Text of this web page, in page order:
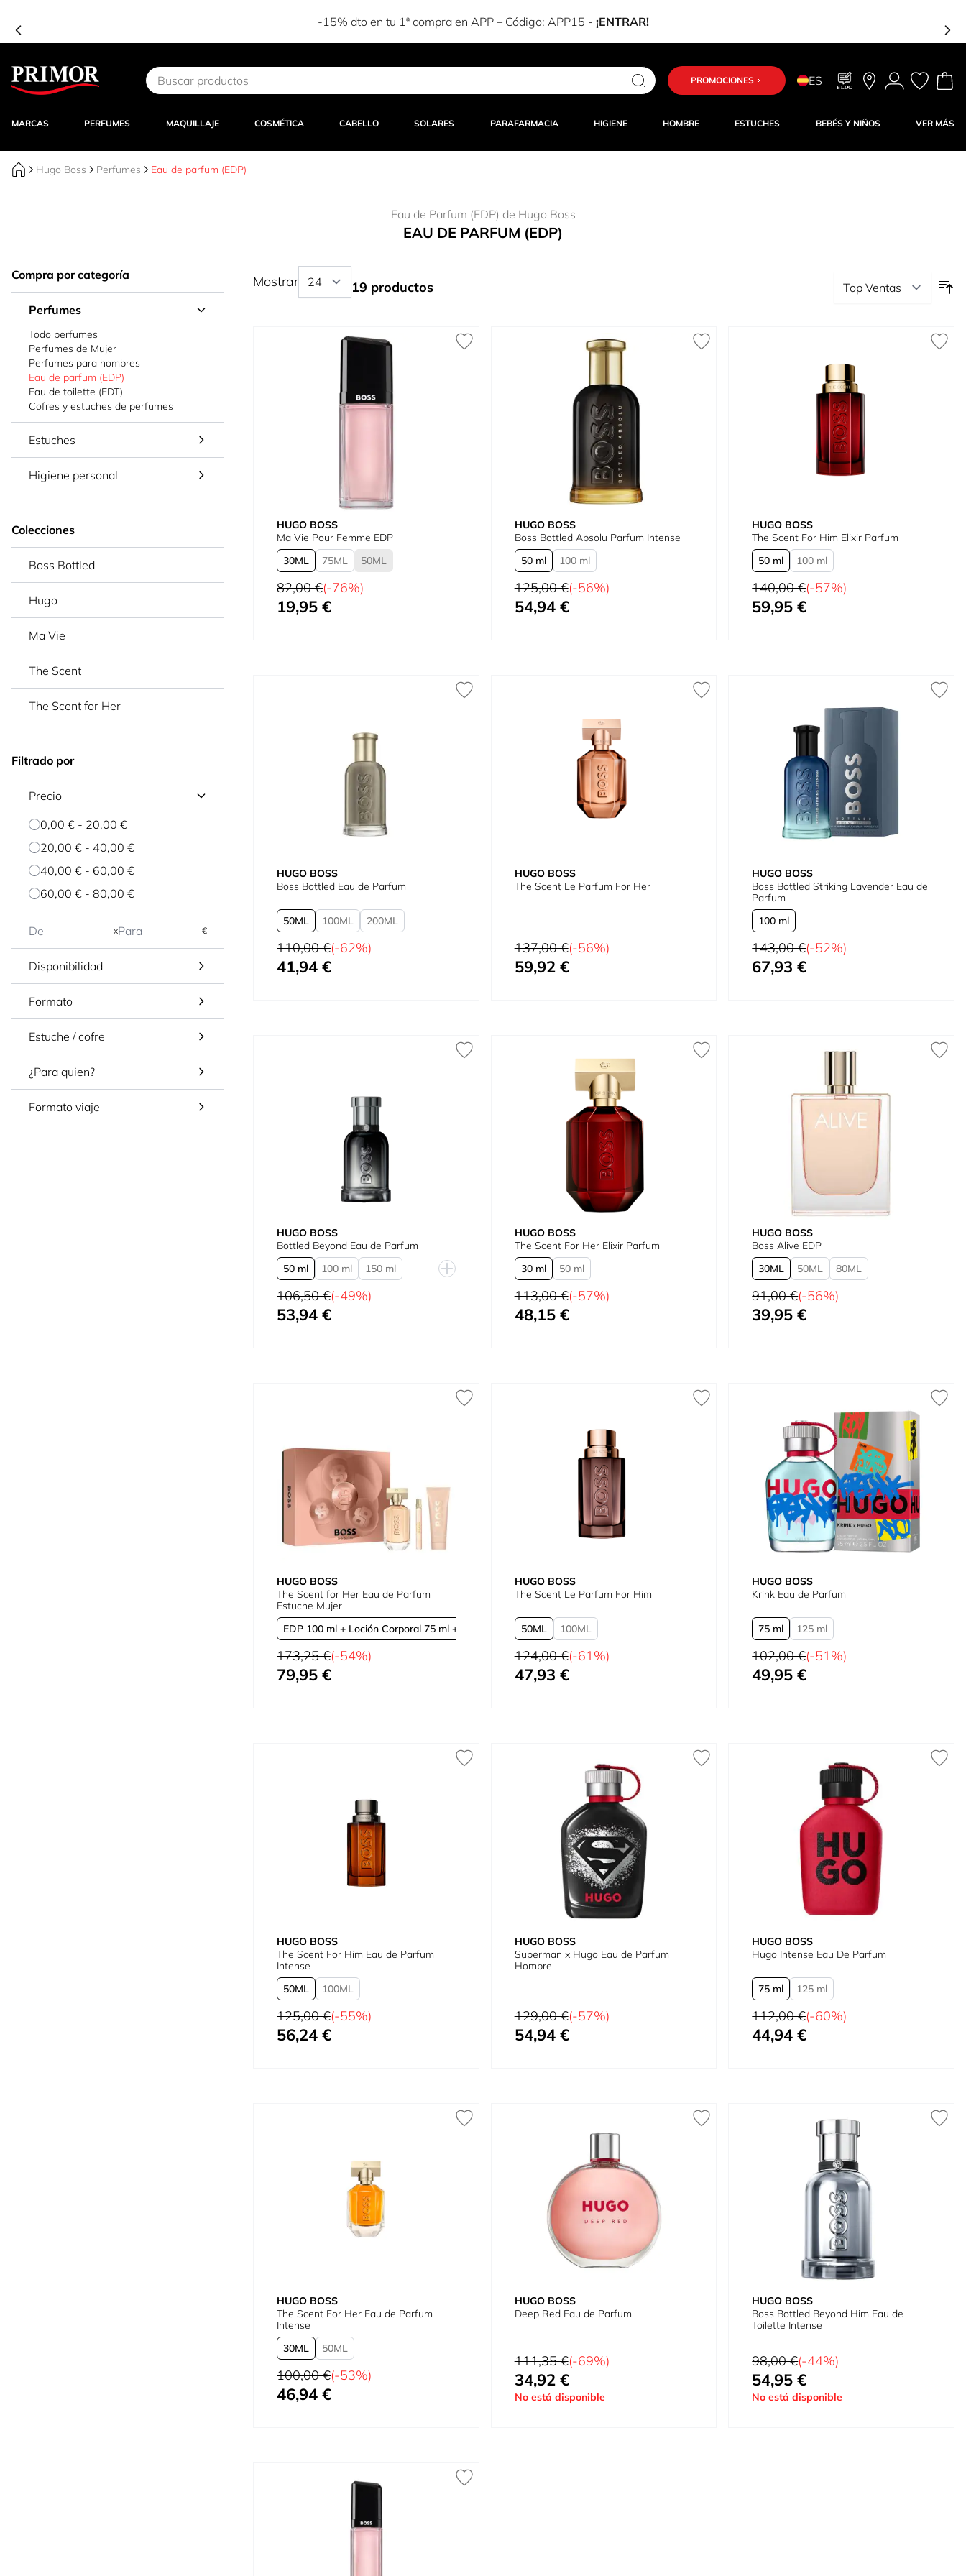
en APP – Código: Estás
Ir al contenido
PROMOCIONES ES BLOG
MARCAS PERFUMES MAQUILLAJE COSMÉTICA CABELLO SOLARES PARAFARMACIA HIGIENE HOMBRE ESTUCHES BEBÉS Y NIÑOS VER MÁS
Hugo Boss Perfumes Eau de parfum (EDP)
Eau de Parfum (EDP) de Hugo Boss
EAU DE PARFUM (EDP)
Compra por categoría
Perfumes
Todo perfumes
Perfumes de Mujer
Perfumes para hombres
Eau de parfum (EDP)
Eau de toilette (EDT)
Cofres y estuches de perfumes
Estuches
Higiene personal
Colecciones
Boss Bottled
Hugo
Ma Vie
The Scent
The Scent for Her
Filtrado por
Precio
0,00 € - 20,00 €
20,00 € - 40,00 €
40,00 € - 60,00 €
60,00 € - 80,00 €
x €
Disponibilidad
Formato
Estuche / cofre
¿Para quien?
Formato viaje
Mostrar 19 productos
HUGO BOSS
Ma Vie Pour Femme EDP
30
50
75
Precio habitual
82,00 €(-76%)
Tan bajo como
19,95 €
HUGO BOSS
Boss Bottled Absolu Parfum Intense
50 ml
100 ml
Precio habitual
125,00 €(-56%)
Tan bajo como
54,94 €
HUGO BOSS
The Scent For Him Elixir Parfum
50 ml
100 ml
Precio habitual
140,00 €(-57%)
Tan bajo como
59,95 €
HUGO BOSS
Boss Bottled Eau de Parfum
50 100 200
Precio habitual
110,00 €(-62%)
Tan bajo como
41,94 €
HUGO BOSS
The Scent Le Parfum For Her
Precio habitual
137,00 €(-56%)
Precio especial
59,92 €
HUGO BOSS
Boss Bottled Striking Lavender Eau de
Parfum
100 ml
Precio habitual
143,00 €(-52%)
Tan bajo como
67,93 €
HUGO BOSS
Bottled Beyond Eau de Parfum
50 ml
100 ml
150 ml
Recarga 200 ml
Precio habitual
106,50 €(-49%)
Tan bajo como
53,94 €
HUGO BOSS
The Scent For Her Elixir Parfum
30 ml
50 ml
Precio habitual
113,00 €(-57%)
Tan bajo como
48,15 €
HUGO BOSS
Boss Alive EDP
30
50 80
Precio habitual
91,00 €(-56%)
Tan bajo como
39,95 €
HUGO BOSS
The Scent for Her Eau de Parfum
Estuche Mujer
EDP 100 ml + Loción Corporal 75 ml + Mini
Precio habitual
173,25 €(-54%)
Tan bajo como
79,95 €
HUGO BOSS
The Scent Le Parfum For Him
50 100
Precio habitual
124,00 €(-61%)
Tan bajo como
47,93 €
HUGO BOSS
Krink Eau de Parfum
75 ml 125 ml
Precio habitual
102,00 €(-51%)
Tan bajo como
49,95 €
HUGO BOSS
The Scent For Him Eau de Parfum
Intense
50
100
Precio habitual
125,00 €(-55%)
Tan bajo como
56,24 €
HUGO BOSS
Superman x Hugo Eau de Parfum
Hombre
Precio habitual
129,00 €(-57%)
Precio especial
54,94 €
HUGO BOSS
Hugo Intense Eau De Parfum
75 ml 125 ml
Precio habitual
112,00 €(-60%)
Tan bajo como
44,94 €
HUGO BOSS
The Scent For Her Eau de Parfum
Intense
30
50
Precio habitual
100,00 €(-53%)
Tan bajo como
46,94 €
HUGO BOSS
Deep Red Eau de Parfum
Precio habitual
111,35 €(-69%)
Tan bajo como
34,92 €
No está disponible
HUGO BOSS
Boss Bottled Beyond Him Eau de
Toilette Intense
Precio habitual
98,00 €(-44%)
Tan bajo como
54,95 €
No está disponible